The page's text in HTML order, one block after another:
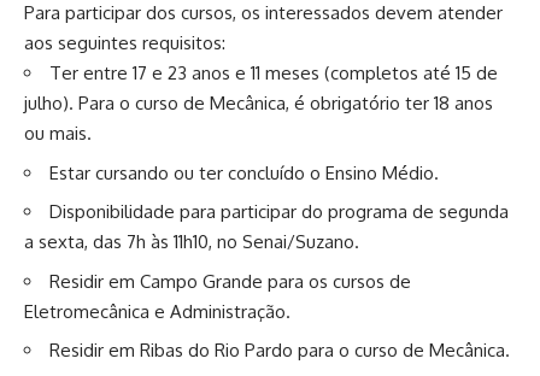
Para participar dos cursos, os interessados devem atender
aos seguintes requisitos:
Ter entre 17 e 23 anos e 11 meses (completos até 15 de
julho). Para o curso de Mecânica, é obrigatório ter 18 anos
ou mais.
Estar cursando ou ter concluído o Ensino Médio.
Disponibilidade para participar do programa de segunda
a sexta, das 7h às 11h10, no Senai/Suzano.
Residir em Campo Grande para os cursos de
Eletromecânica e Administração.
Residir em Ribas do Rio Pardo para o curso de Mecânica.